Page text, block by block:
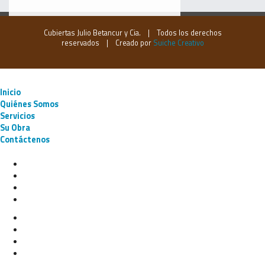
Cubiertas Julio Betancur y Cia. | Todos los derechos
reservados | Creado por Suiche Creativo
Inicio
Quiénes Somos
Servicios
Su Obra
Contáctenos